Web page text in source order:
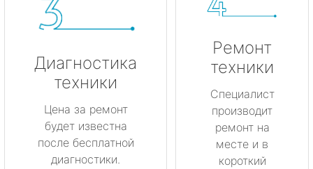
Диагностика
техники
Цена за ремонт
будет известна
после бесплатной
диагностики.
Ремонт
техники
Специалист
производит
ремонт на
месте и в
короткий